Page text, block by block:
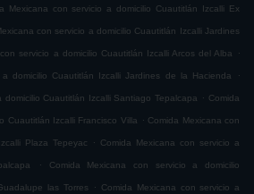
Mexicana con servicio a domicilio Cuautitlán Izcalli Ex
con servicio a domicilio Cuautitlán Izcalli Jardines
servicio a domicilio Cuautitlán Izcalli Arcos del Alba .
domicilio Cuautitlán Izcalli Jardines de la Hacienda .
domicilio Cuautitlán Izcalli Santiago Tepalcapa . Comida
Cuautitlán Izcalli Francisco Villa . Comida Mexicana con
Plaza Tepeyac . Comida Mexicana con servicio a
. Comida Mexicana con servicio a domicilio
las Torres . Comida Mexicana con servicio a